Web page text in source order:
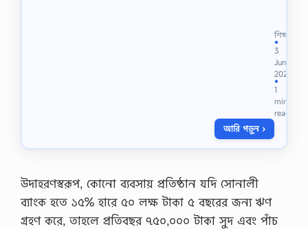
না
ম
জা
রি
কি
এ
বং
ই
র
শিক্ষা
●
3
Jun
2023
●
1
min
read
আরি পড়ুন ›
উদাহরণস্বরূপ, কোনো ব্যবসায় প্রতিষ্ঠান যদি সোনালী
ব্যাংক হতে ১৫% হারে ৫০ লক্ষ টাকা ৫ বছরের জন্য ঋণ
গ্রহণ করে, তাহলে প্রতিবছর ৭৫০,০০০ টাকা সুদ এবং পাঁচ